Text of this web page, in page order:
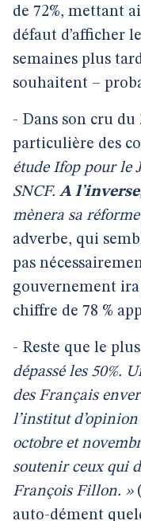
de 72%, mettant
défaut d’afficher
semaines plus
souhaitent –
- Dans son cru du
particulière des
étude Ifop pour le
SNCF. A l’inverse
mènera sa
adverbe, qui
pas
gouvernement ira
chiffre de 78 %
- Reste que le
dépassé les 50%.
des Français
l’institut
octobre et
soutenir ceux qui
François Fillon. »
auto-dément